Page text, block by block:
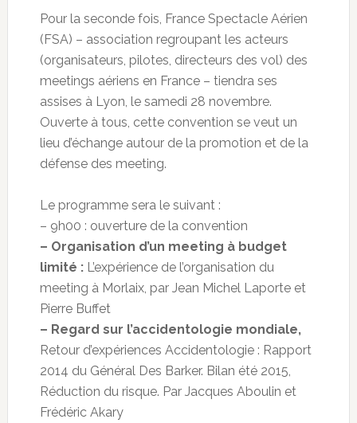
Pour la seconde fois, France Spectacle Aérien
(FSA) – association regroupant les acteurs
(organisateurs, pilotes, directeurs des vol) des
meetings aériens en France – tiendra ses
assises à Lyon, le samedi 28 novembre.
Ouverte à tous, cette convention se veut un
lieu d’échange autour de la promotion et de la
défense des meeting.
Le programme sera le suivant :
– 9h00 : ouverture de la convention
– Organisation d’un meeting à budget
limité :L’expérience de l’organisation du
meeting à Morlaix, par Jean Michel Laporte et
Pierre Buffet
– Regard sur l’accidentologie mondiale,
Retour d’expériences Accidentologie : Rapport
2014 du Général Des Barker. Bilan été 2015,
Réduction du risque. Par Jacques Aboulin et
Frédéric Akary